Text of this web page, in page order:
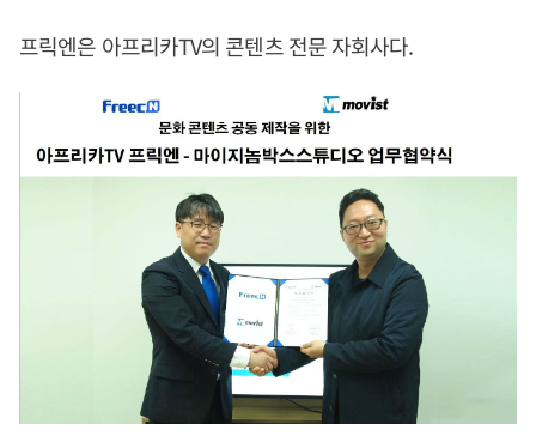
프릭엔은 아프리카TV의 콘텐츠 전문 자회사다.